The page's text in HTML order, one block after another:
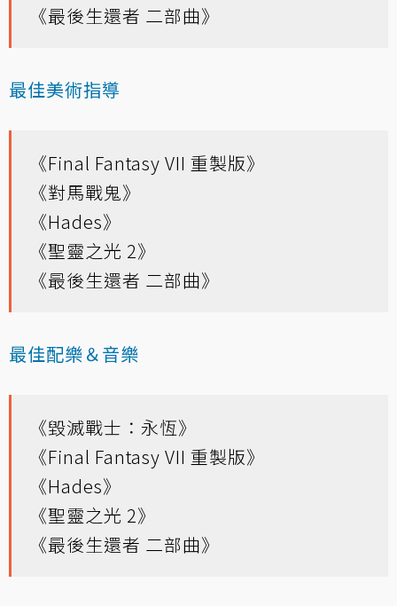
《最後生還者 二部曲》
最佳美術指導
《Final Fantasy VII 重製版》
《對馬戰鬼》
《Hades》
《聖靈之光 2》
《最後生還者 二部曲》
最佳配樂＆音樂
《毀滅戰士：永恆》
《Final Fantasy VII 重製版》
《Hades》
《聖靈之光 2》
《最後生還者 二部曲》